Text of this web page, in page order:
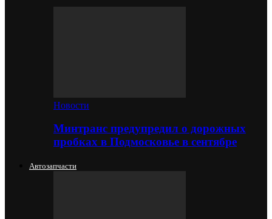
Новости
Минтранс предупредил о дорожных
пробках в Подмосковье в сентябре
Автозапчасти